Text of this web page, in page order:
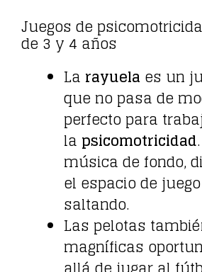
Juegos de
de 3 y 4 años
La rayuela es un
que no pasa de
perfecto para
la psicomotricidad
música de fondo,
el espacio de
saltando.
Las pelotas
magníficas